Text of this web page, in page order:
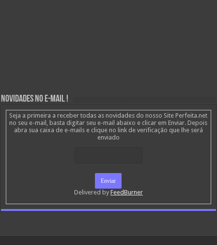
Novidades no E-mail !
Seja a primeira a receber todas as novidades do nosso Site Perfeita.net
no seu e-mail, basta digitar seu e-mail abaixo e clicar em Enviar. Depois
abra sua caixa de e-mails e clique no link de verificação que lhe será
enviado
Delivered by FeedBurner